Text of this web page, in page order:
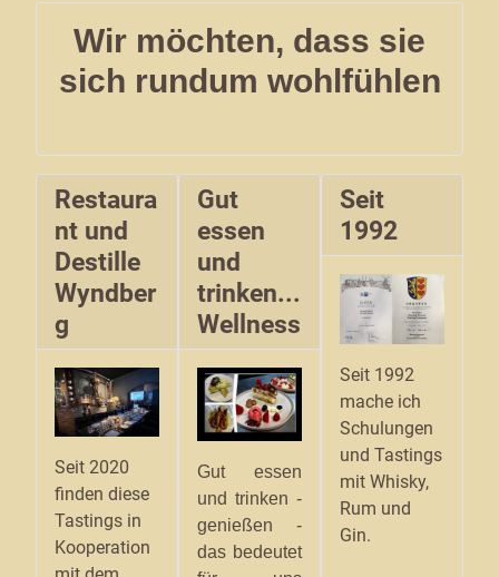
Wir möchten, dass sie
sich rundum wohlfühlen
Restaura
nt und
Destille
Wyndber
g
Seit 2020
finden diese
Tastings in
Kooperation
Gut
essen
und
trinken...
Wellness
Gut essen
und trinken -
genießen -
das bedeutet
Seit
1992
Seit 1992
mache ich
Schulungen
und Tastings
mit Whisky,
Rum und
Gin.